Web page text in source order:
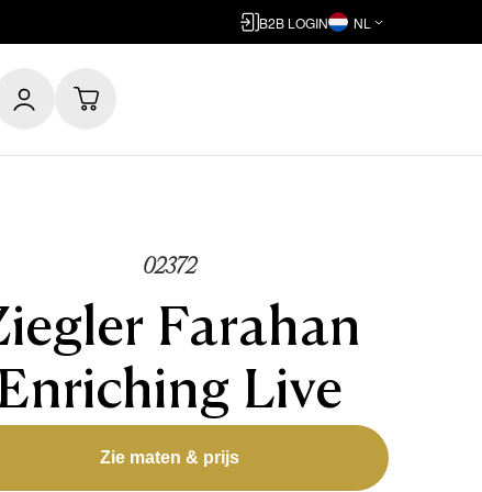
B2B LOGIN NL
02372
Farahan
Enriching Live
Zie maten & prijs